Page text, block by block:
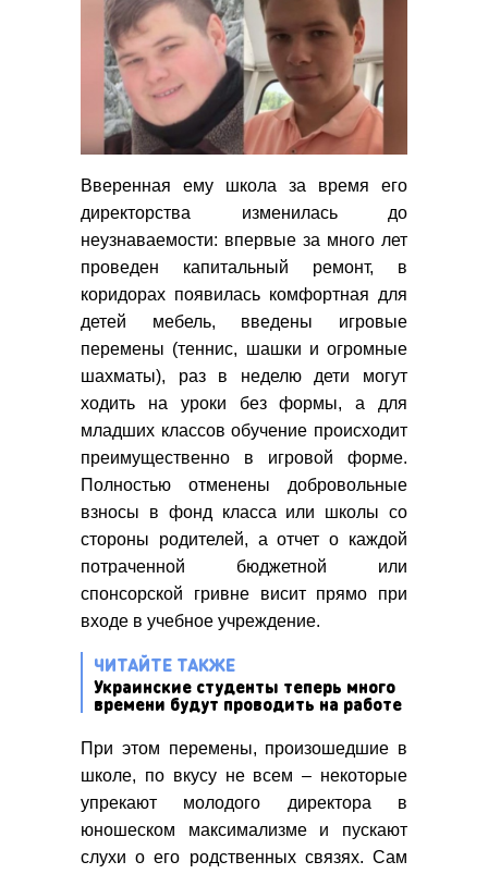
Вверенная ему школа за время его
директорства изменилась до
неузнаваемости: впервые за много лет
проведен капитальный ремонт, в
коридорах появилась комфортная для
детей мебель, введены игровые
перемены (теннис, шашки и огромные
шахматы), раз в неделю дети могут
ходить на уроки без формы, а для
младших классов обучение происходит
преимущественно в игровой форме.
Полностью отменены добровольные
взносы в фонд класса или школы со
стороны родителей, а отчет о каждой
потраченной бюджетной или
спонсорской гривне висит прямо при
входе в учебное учреждение.
ЧИТАЙТЕ ТАКЖЕ
Украинские студенты теперь много
времени будут проводить на работе
При этом перемены, произошедшие в
школе, по вкусу не всем – некоторые
упрекают молодого директора в
юношеском максимализме и пускают
слухи о его родственных связях. Сам